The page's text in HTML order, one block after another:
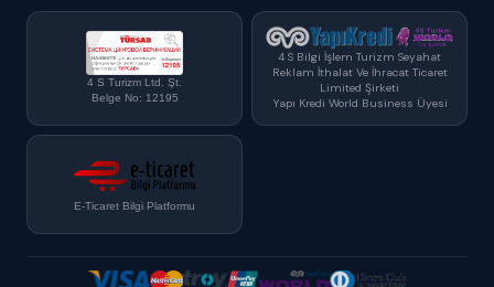
4 S Turizm Ltd. Şt.
Belge No: 12195
4 S Bilgi İşlem Turizm Seyahat
Reklam İthalat Ve İhracat Ticaret
Limited Şirketi
Yapı Kredi World Business Üyesi
E-Ticaret Bilgi Platformu